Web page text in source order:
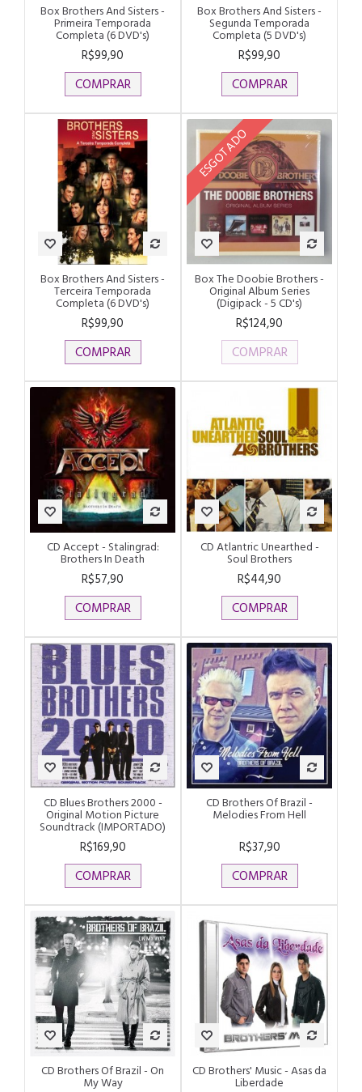
Box Brothers And Sisters -
Primeira Temporada
Completa (6 DVD's)
R$99,90
COMPRAR
Box Brothers And Sisters -
Segunda Temporada
Completa (5 DVD's)
R$99,90
COMPRAR
Box Brothers And Sisters -
Terceira Temporada
Completa (6 DVD's)
R$99,90
COMPRAR
ESGOTADO
Box The Doobie Brothers -
Original Album Series
(Digipack - 5 CD's)
R$124,90
COMPRAR
CD Accept - Stalingrad:
Brothers In Death
R$57,90
COMPRAR
CD Atlantric Unearthed -
Soul Brothers
R$44,90
COMPRAR
CD Blues Brothers 2000 -
Original Motion Picture
Soundtrack (IMPORTADO)
R$169,90
COMPRAR
CD Brothers Of Brazil -
Melodies From Hell
R$37,90
COMPRAR
CD Brothers Of Brazil - On
My Way
CD Brothers' Music - Asas da
Liberdade